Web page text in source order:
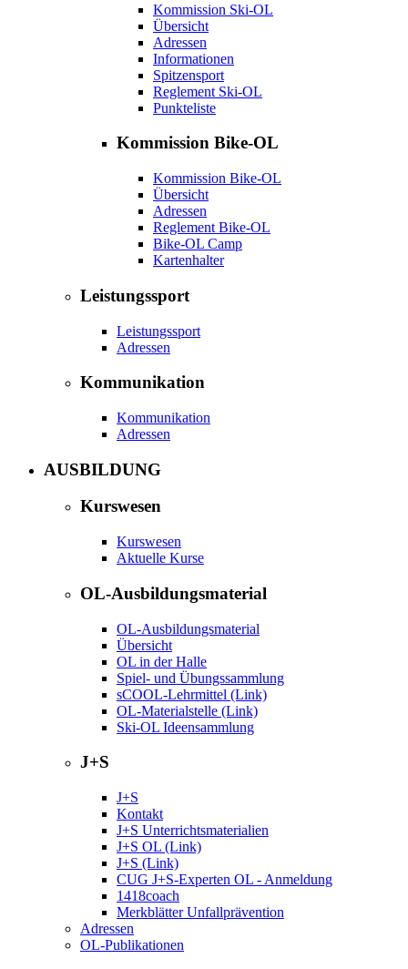
Kommission Ski-OL
Übersicht
Adressen
Informationen
Spitzensport
Reglement Ski-OL
Punkteliste
Kommission Bike-OL
Kommission Bike-OL
Übersicht
Adressen
Reglement Bike-OL
Bike-OL Camp
Kartenhalter
Leistungssport
Leistungssport
Adressen
Kommunikation
Kommunikation
Adressen
AUSBILDUNG
Kurswesen
Kurswesen
Aktuelle Kurse
OL-Ausbildungsmaterial
OL-Ausbildungsmaterial
Übersicht
OL in der Halle
Spiel- und Übungssammlung
sCOOL-Lehrmittel (Link)
OL-Materialstelle (Link)
Ski-OL Ideensammlung
J+S
J+S
Kontakt
J+S Unterrichtsmaterialien
J+S OL (Link)
J+S (Link)
CUG J+S-Experten OL - Anmeldung
1418coach
Merkblätter Unfallprävention
Adressen
OL-Publikationen